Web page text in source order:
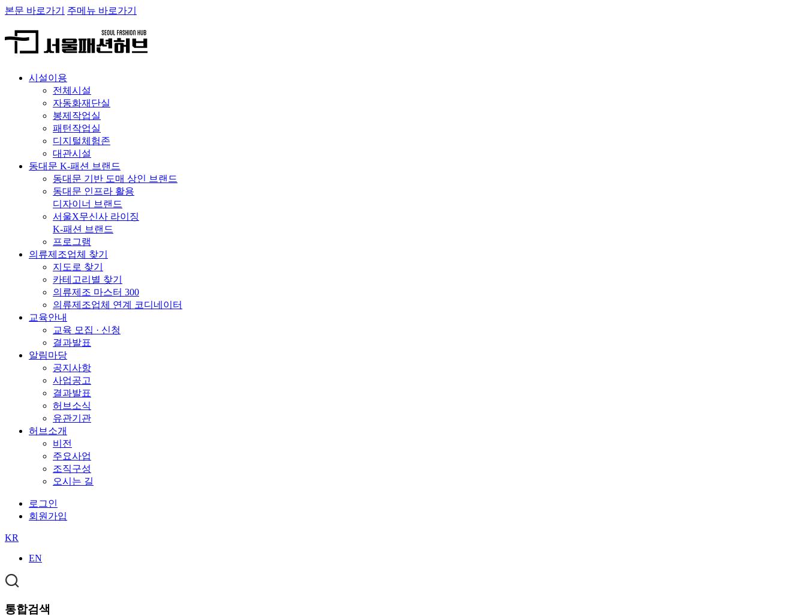
본문 바로가기 주메뉴 바로가기
시설이용
전체시설
자동화재단실
봉제작업실
패턴작업실
디지털체험존
대관시설
동대문 K-패션 브랜드
동대문 기반 도매 상인 브랜드
동대문 인프라 활용
디자이너 브랜드
서울X무신사 라이징
K-패션 브랜드
프로그램
의류제조업체 찾기
지도로 찾기
카테고리별 찾기
의류제조 마스터 300
의류제조업체 연계 코디네이터
교육안내
교육 모집 · 신청
결과발표
알림마당
공지사항
사업공고
결과발표
허브소식
유관기관
허브소개
비전
주요사업
조직구성
오시는 길
로그인
회원가입
KR
EN
통합검색